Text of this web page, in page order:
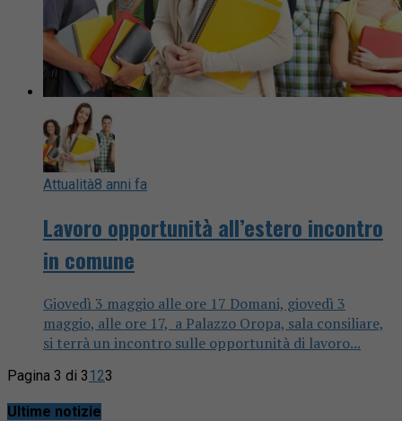
Attualità8 anni fa
Lavoro opportunità all’estero incontro
in comune
Giovedì 3 maggio alle ore 17 Domani, giovedì 3
maggio, alle ore 17, a Palazzo Oropa, sala consiliare,
si terrà un incontro sulle opportunità di lavoro...
Pagina 3 di 31 23
Ultime notizie